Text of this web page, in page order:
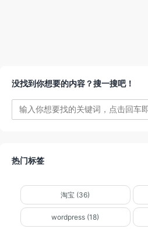
没找到你想要的内容？搜一搜吧！
热门标签
淘宝 (36)
wordpress (18)